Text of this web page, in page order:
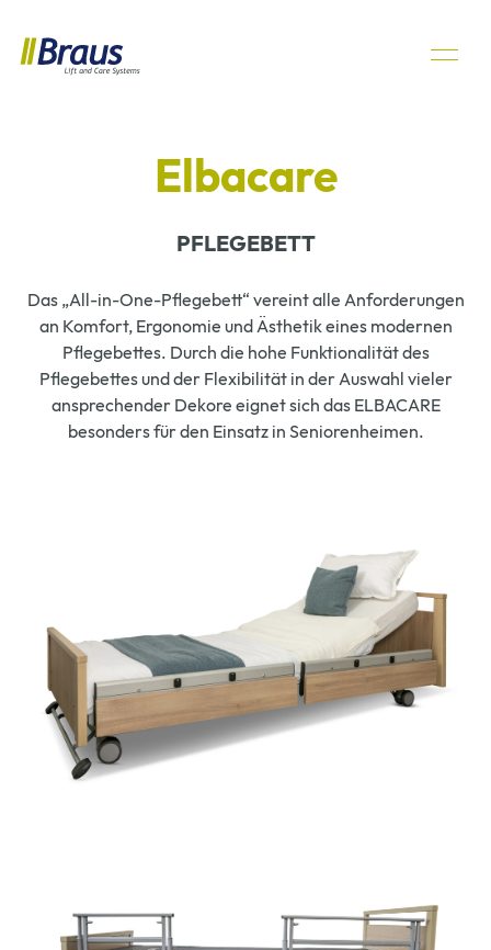
Elbacare
PFLEGEBETT
Das „All-in-One-Pflegebett“ vereint alle Anforderungen
an Komfort, Ergonomie und Ästhetik eines modernen
Pflegebettes. Durch die hohe Funktionalität des
Pflegebettes und der Flexibilität in der Auswahl vieler
ansprechender Dekore eignet sich das ELBACARE
besonders für den Einsatz in Seniorenheimen.